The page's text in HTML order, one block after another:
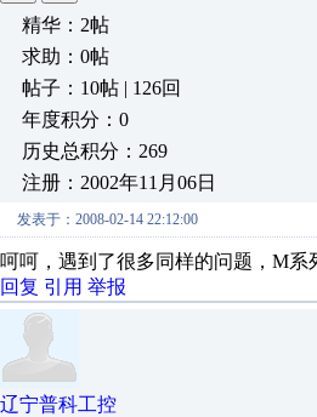
精华：2帖
求助：0帖
帖子：10帖 | 126回
年度积分：0
历史总积分：269
注册：2002年11月06日
发表于：2008-02-14 22:12:00
呵呵，遇到了很多同样的问题，M
回复 引用 举报
辽宁普科工控